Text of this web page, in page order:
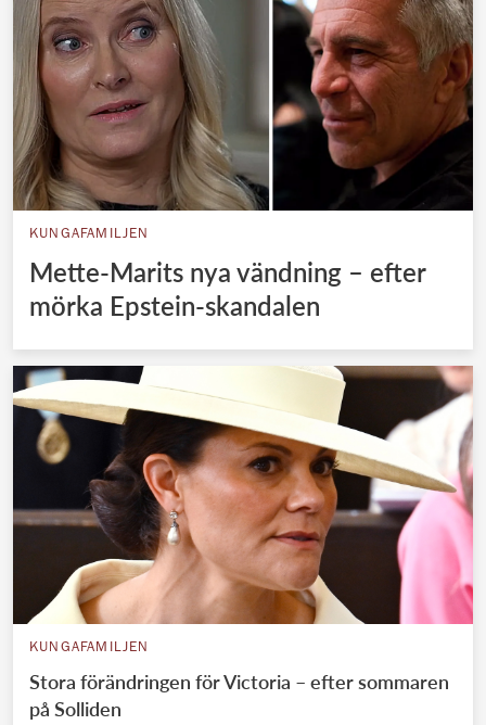
KUNGAFAMILJEN
Mette-Marits nya vändning – efter
mörka Epstein-skandalen
KUNGAFAMILJEN
Stora förändringen för Victoria – efter sommaren
på Solliden